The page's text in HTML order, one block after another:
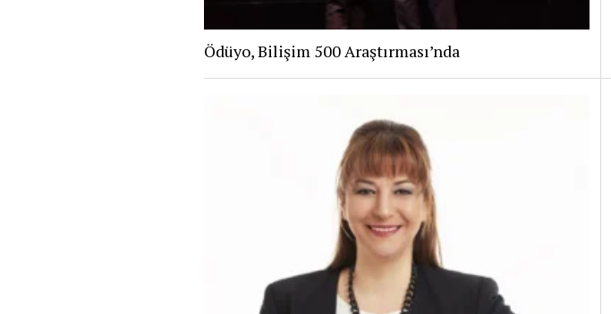
Ödüyo, Bilişim 500 Araştırması’nda